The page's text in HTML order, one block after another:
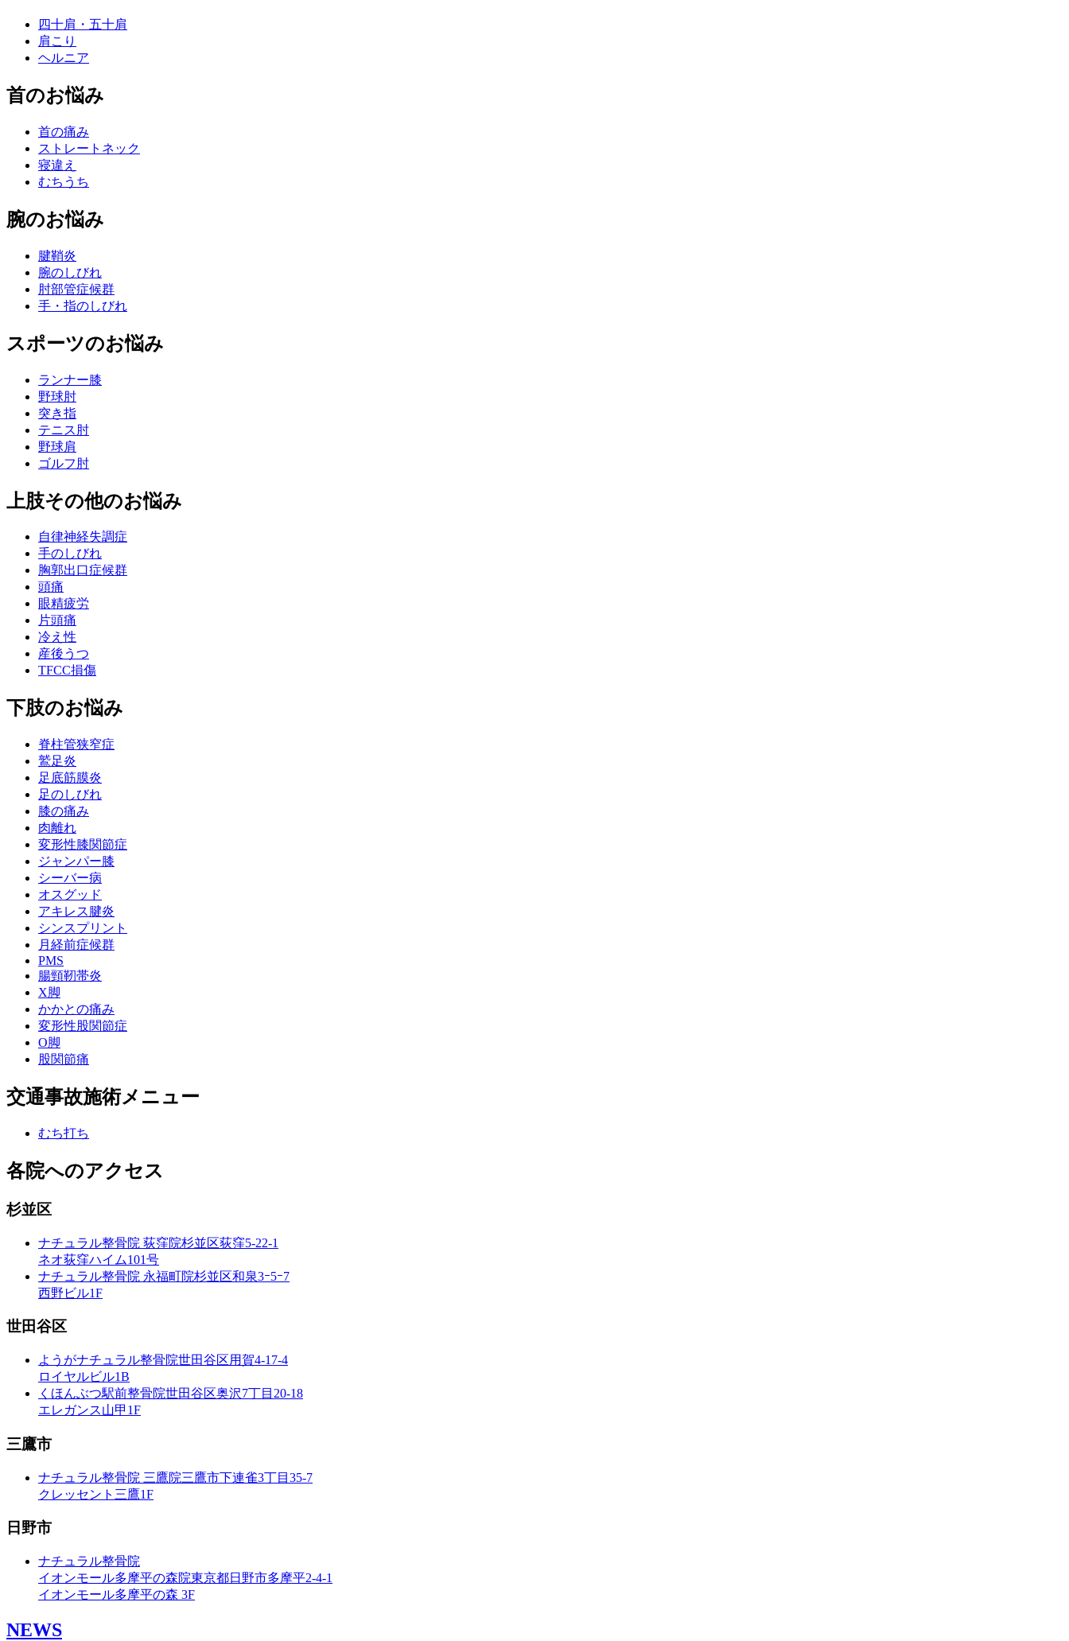
四十肩・五十肩
肩こり
ヘルニア
首のお悩み
首の痛み
ストレートネック
寝違え
むちうち
腕のお悩み
腱鞘炎
腕のしびれ
肘部管症候群
手・指のしびれ
スポーツのお悩み
ランナー膝
野球肘
突き指
テニス肘
野球肩
ゴルフ肘
上肢その他のお悩み
自律神経失調症
手のしびれ
胸郭出口症候群
頭痛
眼精疲労
片頭痛
冷え性
産後うつ
TFCC損傷
下肢のお悩み
脊柱管狭窄症
鷲足炎
足底筋膜炎
足のしびれ
膝の痛み
肉離れ
変形性膝関節症
ジャンパー膝
シーバー病
オスグッド
アキレス腱炎
シンスプリント
月経前症候群
PMS
腸頸靭帯炎
X脚
かかとの痛み
変形性股関節症
O脚
股関節痛
交通事故施術メニュー
むち打ち
各院へのアクセス
杉並区
ナチュラル整骨院 荻窪院杉並区荻窪5-22-1
ネオ荻窪ハイム101号
ナチュラル整骨院 永福町院杉並区和泉3ｰ5ｰ7
西野ビル1F
世田谷区
ようがナチュラル整骨院世田谷区用賀4-17-4
ロイヤルビル1B
くほんぶつ駅前整骨院世田谷区奥沢7丁目20-18
エレガンス山甲1F
三鷹市
ナチュラル整骨院 三鷹院三鷹市下連雀3丁目35-7
クレッセント三鷹1F
日野市
ナチュラル整骨院
イオンモール多摩平の森院東京都日野市多摩平2-4-1
イオンモール多摩平の森 3F
NEWS